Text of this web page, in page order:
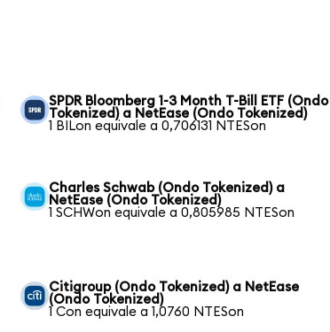
SPDR Bloomberg 1-3 Month T-Bill ETF (Ondo
Tokenized) a NetEase (Ondo Tokenized)
1 BILon equivale a 0,706131 NTESon
Charles Schwab (Ondo Tokenized) a
NetEase (Ondo Tokenized)
1 SCHWon equivale a 0,805985 NTESon
Citigroup (Ondo Tokenized) a NetEase
(Ondo Tokenized)
1 Con equivale a 1,0760 NTESon